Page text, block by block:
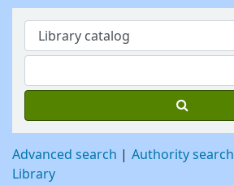
Advanced search Authority search
Library